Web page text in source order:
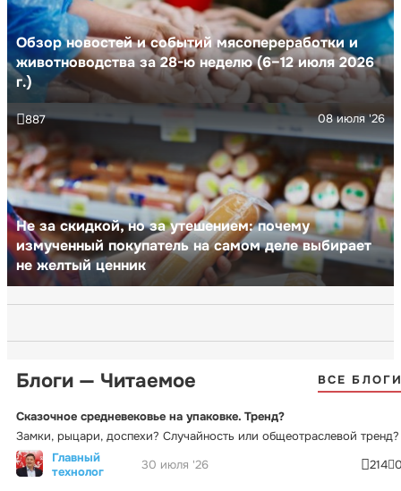
Обзор новостей и событий мясопереработки и
животноводства за 28-ю неделю (6–12 июля 2026
г.)
Не за скидкой, но за утешением: почему
измученный покупатель на самом деле выбирает
не желтый ценник
08 июля '26
887
Блоги — Читаемое ВСЕ
Сказочное средневековье на упаковке. Тренд?
Замки, рыцари, доспехи? Случайность или общеотраслевой тренд?
Главный
технолог
30 июля '26 214